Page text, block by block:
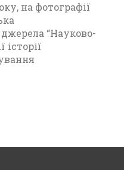
на фотографії
“Науково-
історії